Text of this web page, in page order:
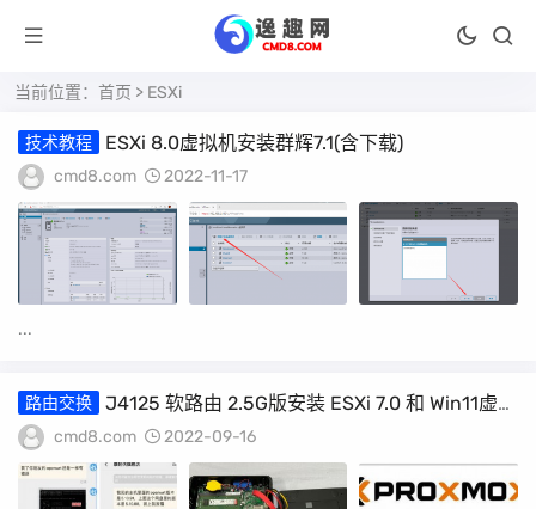
当前位置： 首页 > ESXi
技术教程 ESXi 8.0虚拟机安装群辉7.1(含下载)
cmd8.com 2022-11-17
...
路由交换
J4125 软路由 2.5G版安装 ESXi 7.0 和 Win11虚拟
机
cmd8.com 2022-09-16